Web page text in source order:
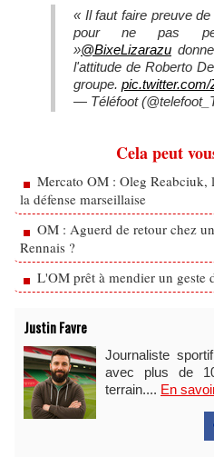
« Il faut faire preuve
pour ne pas
»
@BixeLizarazu
l'attitude de Roberto
groupe.
— Téléfoot
Cela peut
Mercato OM : Oleg Reabciuk,
la défense marseillaise
OM : Aguerd de retour chez
Rennais ?
L'OM prêt à mendier un geste
Justin Favre
Journaliste
avec plus de
terrain.... En